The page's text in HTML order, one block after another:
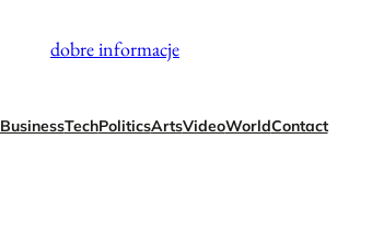
dobre informacje
BusinessTechPoliticsArtsVideoWorldContact